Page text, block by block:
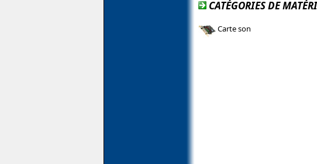
CATÉGORIES DE
Carte son